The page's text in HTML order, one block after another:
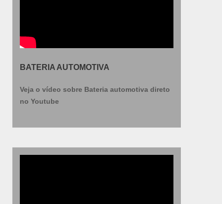
BATERIA AUTOMOTIVA
Veja o vídeo sobre Bateria automotiva direto
no Youtube